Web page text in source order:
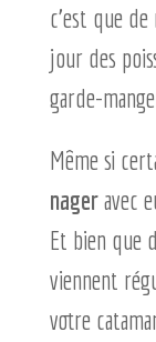
c’est que
jour des
garde-
Même si
nageravec
Et bien que
viennent
votre